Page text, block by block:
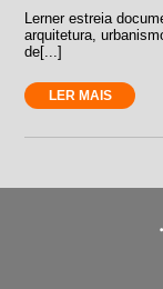
Lerner estreia
arquitetura,
de[...]
LER MAIS